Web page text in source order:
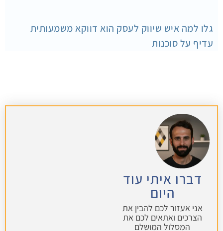
גלו למה איש שיווק לעסק הוא דווקא משמעותית
עדיף על סוכנות
דברו איתי עוד
היום
אני אעזור לכם להבין את
הצרכים ואתאים לכם את
המסלול המושלם